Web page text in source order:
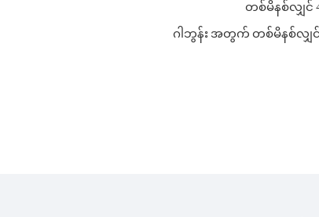
တစ်မိနစ်လျှင်
ဂါဘွန်း အတွက် တစ်မိနစ်လျှင်